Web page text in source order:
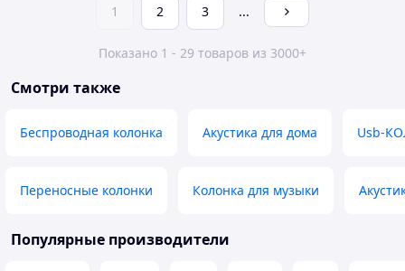
1 2 3 ...
Показано 1 - 29 товаров из 3000+
Смотри также
Беспроводная колонка Акустика для дома Usb-
Переносные колонки Колонка для музыки
Популярные производители